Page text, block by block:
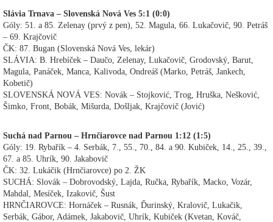
Slávia Trnava – Slovenská Nová Ves 5:1 (0:0)
Góly: 51. a 85. Zelenay (prvý z pen), 52. Magula, 66. Lukačovič, 90. Petráš
– 69. Krajčovič
ČK: 87. Bugan (Slovenská Nová Ves, lekár)
SLÁVIA: B. Hrebíček – Daučo, Zelenay, Lukačovič, Grodovský, Barut,
Magula, Panáček, Manca, Kalivoda, Ondreáš (Marko, Petráš, Jankech,
Kobetič)
SLOVENSKÁ NOVÁ VES: Novák – Stojković, Trog, Hruška, Nešković,
Šimko, Front, Bobák, Mišurda, Došljak, Krajčovič (Jović)
Suchá nad Parnou – Hrnčiarovce nad Parnou 1:12 (1:5)
Góly: 19. Rybařík – 4. Serbák, 7., 55., 70., 84. a 90. Kubiček, 14., 25., 39.,
67. a 85. Uhrík, 90. Jakabovič
ČK: 32. Lukáčik (Hrnčiarovce) po 2. ŽK
SUCHÁ: Slovák – Dobrovodský, Lajda, Ručka, Rybařík, Macko, Vozár,
Mahdal, Mesíček, Izakovič, Šust
HRNČIAROVCE: Hornáček – Rusnák, Ďurinský, Kralovič, Lukačik,
Serbák, Gábor, Adámek, Jakabovič, Uhrík, Kubiček (Kvetan, Kováč,